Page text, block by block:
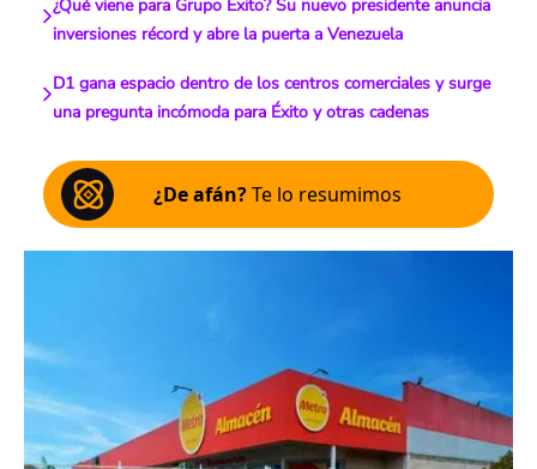
¿Qué viene para Grupo Éxito? Su nuevo presidente anuncia
inversiones récord y abre la puerta a Venezuela
D1 gana espacio dentro de los centros comerciales y surge
una pregunta incómoda para Éxito y otras cadenas
¿De afán?Te lo resumimos